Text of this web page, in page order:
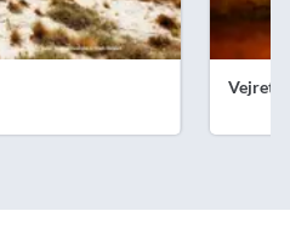
Vejret i